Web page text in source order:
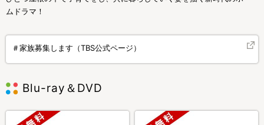
ムドラマ！
＃家族募集します（TBS公式ページ）
Blu-ray＆DVD